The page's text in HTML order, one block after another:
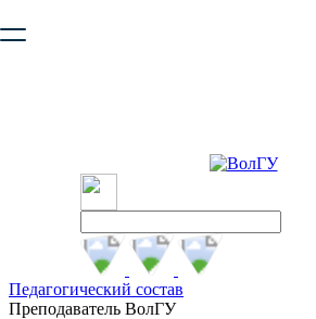
безопасную работу с сайтом. Пожалуйста
Педагогический состав
Преподаватель ВолГУ